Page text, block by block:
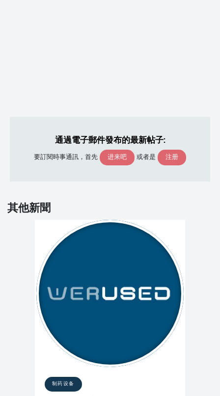
通過電子郵件發布的最新帖子:
要訂閱時事通訊，首先 进来吧 或者是 注册
其他新聞
制药设备